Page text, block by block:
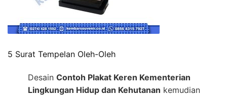
5 Surat Tempelan Oleh-Oleh
Desain Contoh Plakat Keren Kementerian
Lingkungan Hidup dan Kehutanan kemudian